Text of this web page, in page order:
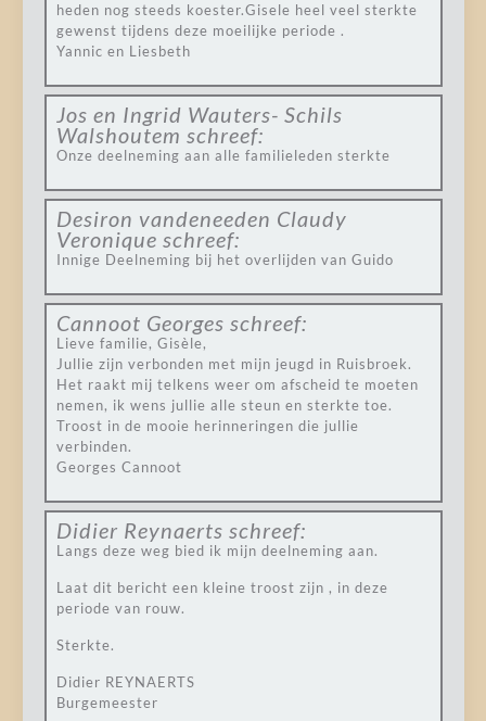
heden nog steeds koester.Gisele heel veel sterkte
gewenst tijdens deze moeilijke periode .
Yannic en Liesbeth
Jos en Ingrid Wauters- Schils
Walshoutem schreef:
Onze deelneming aan alle familieleden sterkte
Desiron vandeneeden Claudy
Veronique schreef:
Innige Deelneming bij het overlijden van Guido
Cannoot Georges schreef:
Lieve familie, Gisèle,
Jullie zijn verbonden met mijn jeugd in Ruisbroek.
Het raakt mij telkens weer om afscheid te moeten
nemen, ik wens jullie alle steun en sterkte toe.
Troost in de mooie herinneringen die jullie
verbinden.
Georges Cannoot
Didier Reynaerts schreef:
Langs deze weg bied ik mijn deelneming aan.
Laat dit bericht een kleine troost zijn , in deze
periode van rouw.
Sterkte.
Didier REYNAERTS
Burgemeester